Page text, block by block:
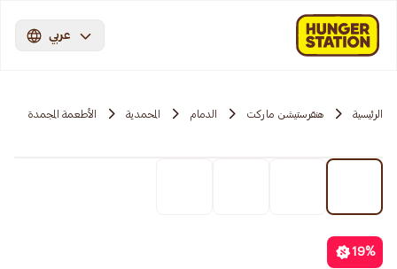
عربي
الرئيسية هنقرستيشن ماركت الدمام المحمدية الأطعمة المجمدة
19%